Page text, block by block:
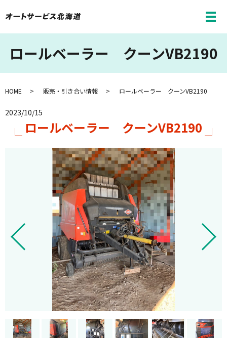
メ
ロールベーラー クーンVB2190
HOME 販売・引き合い情報 ロールベーラー クーンVB2190
2023/10/15
ロールベーラー クーンVB2190